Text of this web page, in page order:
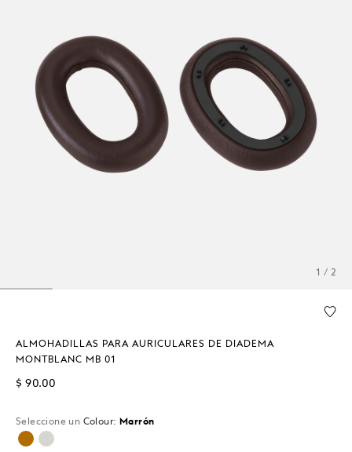
1 / 2
ALMOHADILLAS PARA AURICULARES DE DIADEMA
MONTBLANC MB 01
$ 90.00
Seleccione un Colour: Marrón
seleccionado